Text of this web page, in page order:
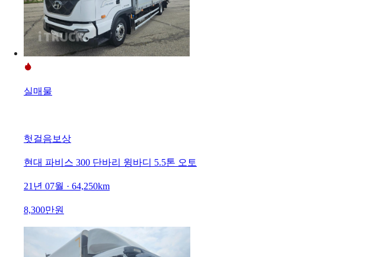
실매물
헛걸음보상
현대 파비스 300 단바리 윙바디 5.5톤 오토
21년 07월 · 64,250km
8,300만원